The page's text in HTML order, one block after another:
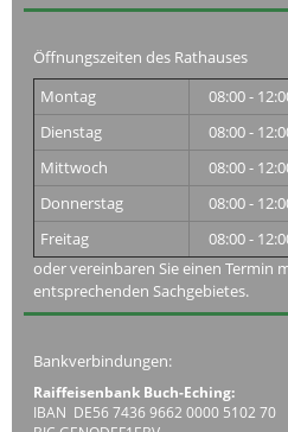
Öffnungszeiten des Rathauses
Montag
08:00 -
Dienstag
08:00 -
Mittwoch
08:00 -
Donnerstag
08:00 -
Freitag
08:00 -
oder vereinbaren Sie einen Termin
entsprechenden Sachgebietes.
Bankverbindungen:
Raiffeisenbank Buch-Eching:
IBAN DE56 7436 9662 0000 5102 70